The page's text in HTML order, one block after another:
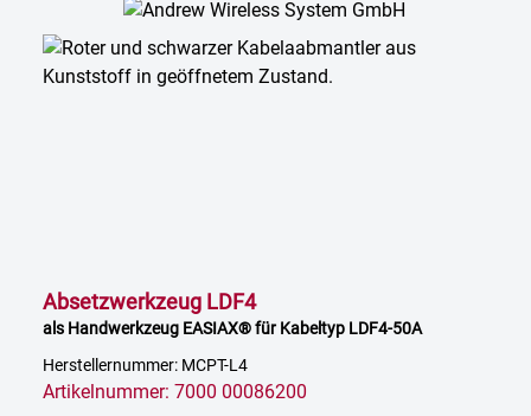
Absetzwerkzeug LDF4
als Handwerkzeug EASIAX® für Kabeltyp LDF4-50A
Herstellernummer: MCPT-L4
Artikelnummer: 7000 00086200